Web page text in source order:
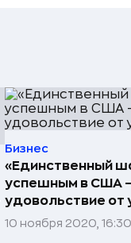
Бизнес
«Единственный
успешным в США
удовольствие от
10 ноября 2020, 16:30